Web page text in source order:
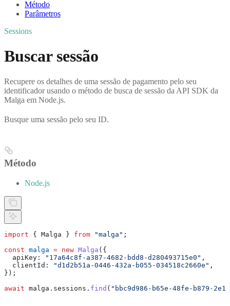
Método
Parâmetros
Sessions
Buscar sessão
Recupere os detalhes de uma sessão de pagamento pelo seu
identificador usando o método de busca de sessão da API SDK da
Malga em Node.js.
Busque uma sessão pelo seu ID.
Método
Node.js
import { Malga } from "malga" ;
const malga = new Malga ({
  apiKey:
"17a64c8f-a387-4682-bdd8-d280493715e0" ,
  clientId:
"d1d2b51a-0446-432a-b055-034518c2660e" ,
});
await malga . sessions . find ( "bbc9d986-b65e-48fe-b879-